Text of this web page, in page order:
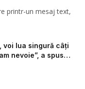
i-am retras
printr-un mesaj text,
voi lua singură câți
nevoie”, a spus